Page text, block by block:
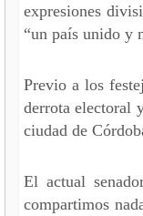
expresiones
“un país unido y
Previo a los
derrota electoral
ciudad de
El actual
compartimos